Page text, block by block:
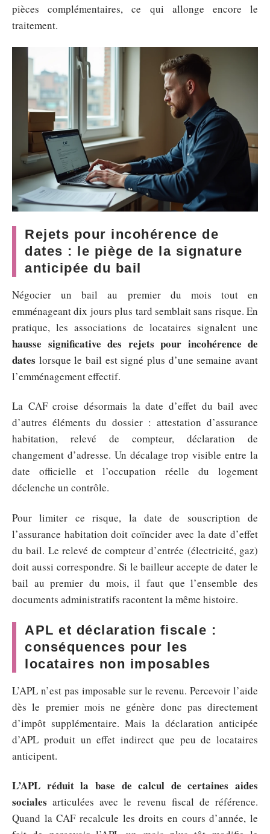
pièces complémentaires, ce qui allonge encore le
traitement.
Rejets pour incohérence de
dates : le piège de la signature
anticipée du bail
Négocier un bail au premier du mois tout en
emménageant dix jours plus tard semblait sans risque. En
pratique, les associations de locataires signalent une
hausse significative des rejets pour incohérence de
dates lorsque le bail est signé plus d’une semaine avant
l’emménagement effectif.
La CAF croise désormais la date d’effet du bail avec
d’autres éléments du dossier : attestation d’assurance
habitation, relevé de compteur, déclaration de
changement d’adresse. Un décalage trop visible entre la
date officielle et l’occupation réelle du logement
déclenche un contrôle.
Pour limiter ce risque, la date de souscription de
l’assurance habitation doit coïncider avec la date d’effet
du bail. Le relevé de compteur d’entrée (électricité, gaz)
doit aussi correspondre. Si le bailleur accepte de dater le
bail au premier du mois, il faut que l’ensemble des
documents administratifs racontent la même histoire.
APL et déclaration fiscale :
conséquences pour les
locataires non imposables
L’APL n’est pas imposable sur le revenu. Percevoir l’aide
dès le premier mois ne génère donc pas directement
d’impôt supplémentaire. Mais la déclaration anticipée
d’APL produit un effet indirect que peu de locataires
anticipent.
L’APL réduit la base de calcul de certaines aides
sociales articulées avec le revenu fiscal de référence.
Quand la CAF recalcule les droits en cours d’année, le